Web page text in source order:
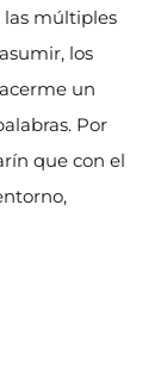
las múltiples
los
un
Por
que con el